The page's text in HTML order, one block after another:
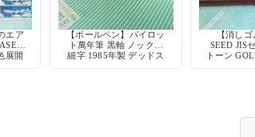
エア
展開
【ボールペン】パイロッ
ト萬年筆 黒軸 ノック式
細字 1985年製 デッドス
【消し
SEED JIS
トーン